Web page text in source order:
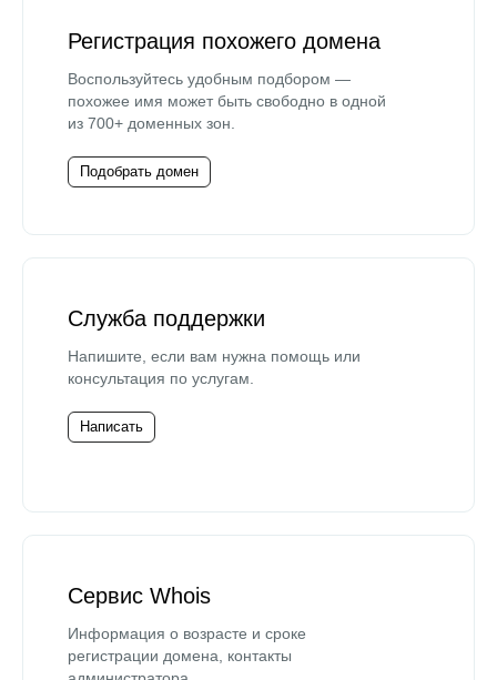
Регистрация похожего домена
Воспользуйтесь удобным подбором —
похожее имя может быть свободно в одной
из 700+ доменных зон.
Подобрать домен
Служба поддержки
Напишите, если вам нужна помощь или
консультация по услугам.
Написать
Сервис Whois
Информация о возрасте и сроке
регистрации домена, контакты